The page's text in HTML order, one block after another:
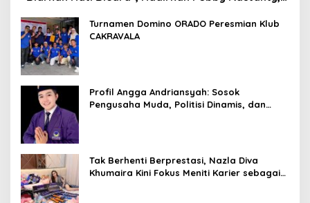
Turnamen Domino ORADO Peresmian Klub
CAKRAVALA
Profil Angga Andriansyah: Sosok
Pengusaha Muda, Politisi Dinamis, dan
Tak Berhenti Berprestasi, Nazla Diva
Khumaira Kini Fokus Meniti Karier sebagai